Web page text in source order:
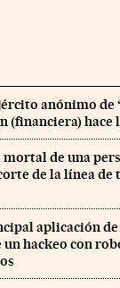
anónimo de
(financiera) hace
de una
de la línea
aplicación
hackeo con